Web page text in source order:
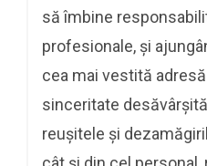
să îmbine
profesionale, și
cea mai vestită
sinceritate
reușitele și